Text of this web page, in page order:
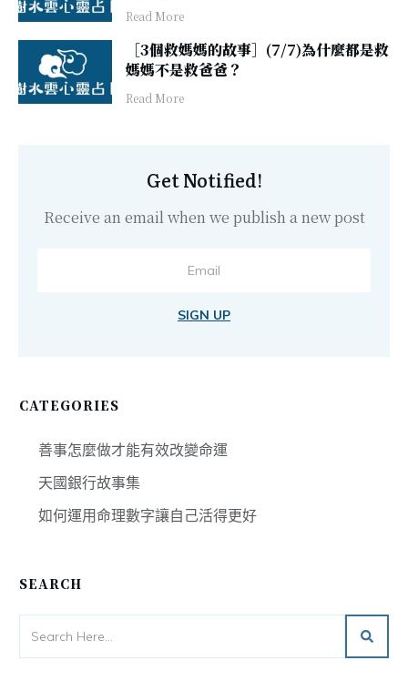
​Read More
［3個救媽媽的故事］(7/7)為什麼都是救
媽媽不是救爸爸？
​Read More
Get Notified!
Receive an email when we publish a new post
SIGN UP
CATEGORIES
善事怎麼做才能有效改變命運
天國銀行故事集
如何運用命理數字讓自己活得更好
SEARCH